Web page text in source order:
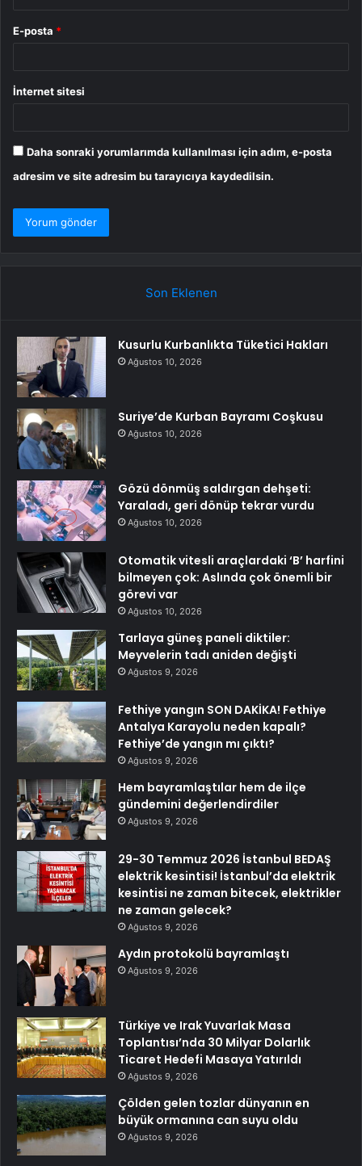
E-posta *
İnternet sitesi
Daha sonraki yorumlarımda kullanılması için adım, e-posta
adresim ve site adresim bu tarayıcıya kaydedilsin.
Son Eklenen
Kusurlu Kurbanlıkta Tüketici Hakları
Ağustos 10, 2026
Suriye’de Kurban Bayramı Coşkusu
Ağustos 10, 2026
Gözü dönmüş saldırgan dehşeti:
Yaraladı, geri dönüp tekrar vurdu
Ağustos 10, 2026
Otomatik vitesli araçlardaki ‘B’ harfini
bilmeyen çok: Aslında çok önemli bir
görevi var
Ağustos 10, 2026
Tarlaya güneş paneli diktiler:
Meyvelerin tadı aniden değişti
Ağustos 9, 2026
Fethiye yangın SON DAKİKA! Fethiye
Antalya Karayolu neden kapalı?
Fethiye’de yangın mı çıktı?
Ağustos 9, 2026
Hem bayramlaştılar hem de ilçe
gündemini değerlendirdiler
Ağustos 9, 2026
29-30 Temmuz 2026 İstanbul BEDAŞ
elektrik kesintisi! İstanbul’da elektrik
kesintisi ne zaman bitecek, elektrikler
ne zaman gelecek?
Ağustos 9, 2026
Aydın protokolü bayramlaştı
Ağustos 9, 2026
Türkiye ve Irak Yuvarlak Masa
Toplantısı’nda 30 Milyar Dolarlık
Ticaret Hedefi Masaya Yatırıldı
Ağustos 9, 2026
Çölden gelen tozlar dünyanın en
büyük ormanına can suyu oldu
Ağustos 9, 2026